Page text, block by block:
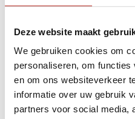
Deze website maakt
We gebruiken cookies om
personaliseren, om
en om ons websiteverkeer
informatie over uw gebruik
partners voor social media,
Apply filters
blauw